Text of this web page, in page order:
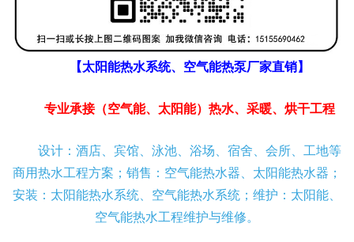
【太阳能热水系统、空气能热泵厂家直销】
专业承接（空气能、太阳能）热水、采暖、烘干工程
设计：酒店、宾馆、泳池、浴场、宿舍、会所、工地等
商用热水工程方案；销售：空气能热水器、太阳能热水器；
安装：太阳能热水系统、空气能热水系统；维护：太阳能、
空气能热水工程维护与维修。